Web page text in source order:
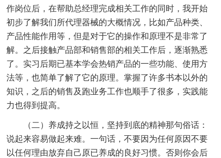
作岗位后，在帮助总经理完成相关工作的同时，我开始
初步了解我们所代理器械的大概情况，比如产品种类、
产品性能作用等，但是对于它的操作和原理不是非常了
解。之后接触产品部和销售部的相关工作后，逐渐熟悉
了。实习后期已基本学会热销产品的一些功能、使用方
法等，也简单了解了它的原理。掌握了许多书本以外的
知识，之后的销售及跑业务工作也顺手了很多，实践能
力也得到提高。
（二）养成持之以恒，坚持到底的精神那句俗话：
说起来容易做起来难。一句话，不要因为任何原因不要
以任何理由放弃自己原已养成的良好习惯。否则你会后